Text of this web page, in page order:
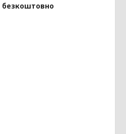
безкоштовно